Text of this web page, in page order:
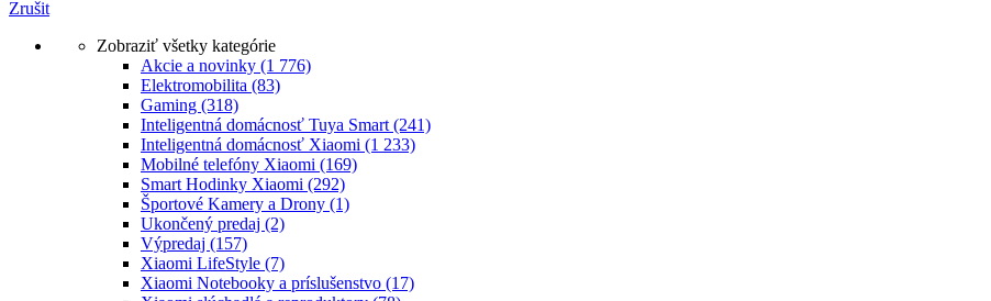
Zrušit
Zobraziť všetky kategórie
Akcie a novinky (1 776)
Elektromobilita (83)
Gaming (318)
Inteligentná domácnosť Tuya Smart (241)
Inteligentná domácnosť Xiaomi (1 233)
Mobilné telefóny Xiaomi (169)
Smart Hodinky Xiaomi (292)
Športové Kamery a Drony (1)
Ukončený predaj (2)
Výpredaj (157)
Xiaomi LifeStyle (7)
Xiaomi Notebooky a príslušenstvo (17)